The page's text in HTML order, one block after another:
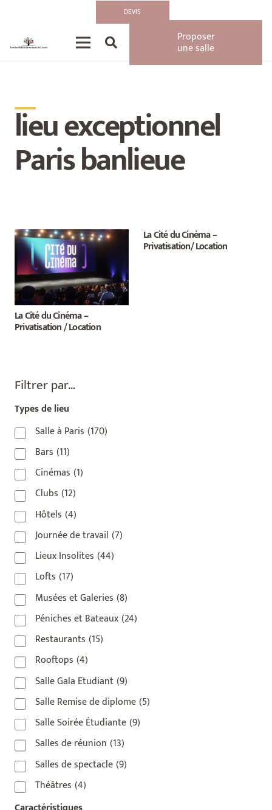
DEVIS
Proposer
une salle
__
lieu exceptionnel
Paris banlieue
La Cité du Cinéma –
Privatisation / Location
La Cité du Cinéma –
Privatisation/ Location
Filtrer par…
Types de lieu
Salle à Paris (170)
Bars (11)
Cinémas (1)
Clubs (12)
Hôtels (4)
Journée de travail (7)
Lieux Insolites (44)
Lofts (17)
Musées et Galeries (8)
Péniches et Bateaux(24)
Restaurants (15)
Rooftops (4)
Salle Gala Etudiant(9)
Salle Remise de diplome(5)
Salle Soirée Étudiante(9)
Salles de réunion (13)
Salles de spectacle(9)
Théâtres (4)